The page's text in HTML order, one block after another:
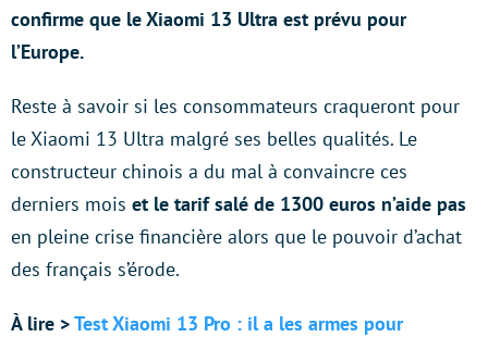
confirme que le Xiaomi 13 Ultra est prévu pour
l’Europe.
Reste à savoir si les consommateurs craqueront pour
le Xiaomi 13 Ultra malgré ses belles qualités. Le
constructeur chinois a du mal à convaincre ces
derniers mois et le tarif salé de 1300 euros n’aide pas
en pleine crise financière alors que le pouvoir d’achat
des français s’érode.
À lire >Test Xiaomi 13 Pro : il a les armes pour